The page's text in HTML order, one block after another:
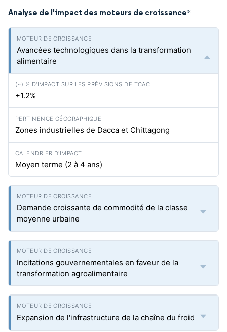
Analyse de l'impact des moteurs de croissance*
Avancées technologiques dans la transformation
alimentaire
+1.2%
Zones industrielles de Dacca et Chittagong
Moyen terme (2 à 4 ans)
Demande croissante de commodité de la classe
moyenne urbaine
Incitations gouvernementales en faveur de la
transformation agroalimentaire
Expansion de l'infrastructure de la chaîne du froid